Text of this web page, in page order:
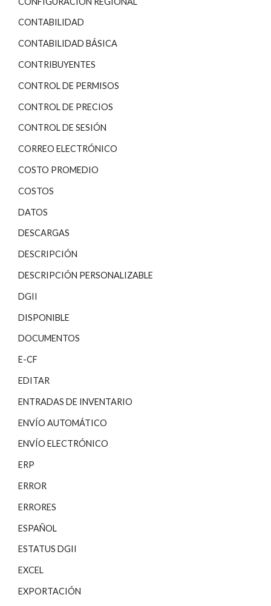
CONTABILIDAD
CONTABILIDAD BÁSICA
CONTRIBUYENTES
CONTROL DE PERMISOS
CONTROL DE PRECIOS
CONTROL DE SESIÓN
CORREO ELECTRÓNICO
COSTO PROMEDIO
COSTOS
DATOS
DESCARGAS
DESCRIPCIÓN
DESCRIPCIÓN PERSONALIZABLE
DGII
DISPONIBLE
DOCUMENTOS
E-CF
EDITAR
ENTRADAS DE INVENTARIO
ENVÍO AUTOMÁTICO
ENVÍO ELECTRÓNICO
ERP
ERROR
ERRORES
ESPAÑOL
ESTATUS DGII
EXCEL
EXPORTACIÓN